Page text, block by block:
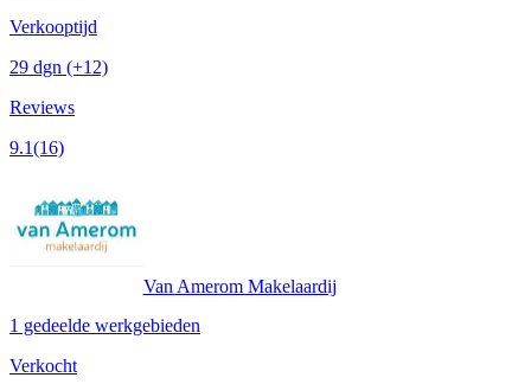
Verkooptijd
29 dgn (+12)
Reviews
9.1(16)
Van Amerom Makelaardij
1 gedeelde werkgebieden
Verkocht